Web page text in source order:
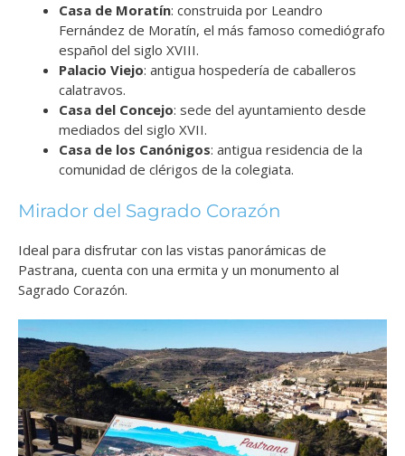
Casa de Moratín: construida por Leandro
Fernández de Moratín, el más famoso comediógrafo
español del siglo XVIII.
Palacio Viejo: antigua hospedería de caballeros
calatravos.
Casa del Concejo: sede del ayuntamiento desde
mediados del siglo XVII.
Casa de los Canónigos: antigua residencia de la
comunidad de clérigos de la colegiata.
Mirador del Sagrado Corazón
Ideal para disfrutar con las vistas panorámicas de
Pastrana, cuenta con una ermita y un monumento al
Sagrado Corazón.